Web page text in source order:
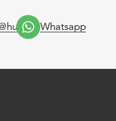
Whatsapp